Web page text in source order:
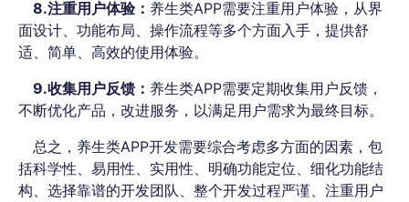
8.注重用户体验： 养生类APP需要注重用户体验，从界
面设计、功能布局、操作流程等多个方面入手，提供舒
适、简单、高效的使用体验。
9.收集用户反馈： 养生类APP需要定期收集用户反馈，
不断优化产品，改进服务，以满足用户需求为最终目标。
总之，养生类APP开发需要综合考虑多方面的因素，包
括科学性、易用性、实用性、明确功能定位、细化功能结
构、选择靠谱的开发团队、整个开发过程严谨、注重用户